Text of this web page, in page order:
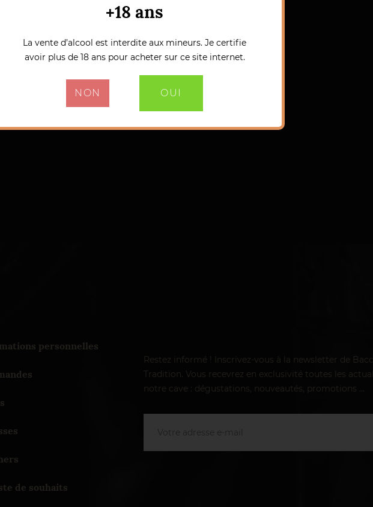
+18 ans
La vente d’alcool est interdite aux mineurs. Je certifie
avoir plus de 18 ans pour acheter sur ce site internet.
NON OUI
personnelles
de souhaits
Restez informé ! Inscrivez-vous à la newsletter de
Tradition. Vous recevrez en exclusivité toutes les
notre cave : dégustations, nouveautés, promotions ...